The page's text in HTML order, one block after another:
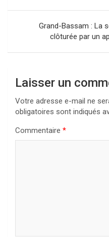
l’article
Grand-Bassam : La
clôturée par un
Laisser un
Votre adresse e-mail ne
obligatoires sont indiqués
Commentaire *